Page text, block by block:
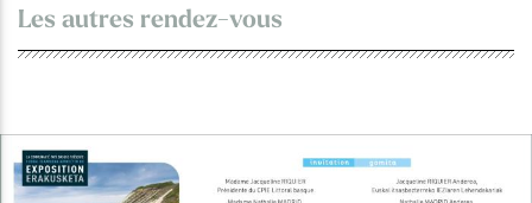
Les autres rendez-vous